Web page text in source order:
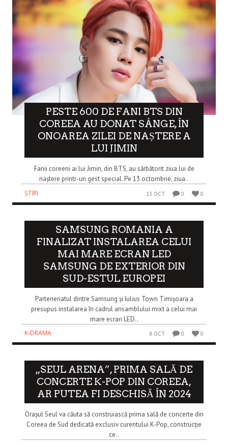
PESTE 600 DE FANI BTS DIN
COREEA AU DONAT SÂNGE, ÎN
ONOAREA ZILEI DE NAȘTERE A
LUI JIMIN
Fanii coreeni ai lui Jimin, din BTS, au sărbătorit ziua lui de
naștere printr-un gest special. Pe 13 octombrie, ziua..
ȘTIRI
13 OCT 0 0
SAMSUNG ROMANIA A
FINALIZAT INSTALAREA CELUI
MAI MARE ECRAN LED
SAMSUNG DE EXTERIOR DIN
SUD-ESTUL EUROPEI
Parteneriatul dintre Samsung și Iulius Town Timișoara a
presupus instalarea în cadrul ansamblului mixt a celui mai
mare ecran LED..
K-DRAMA
8 OCT 0 0
„SEUL ARENA”, PRIMA SALĂ DE
CONCERTE K-POP DIN COREEA,
AR PUTEA FI DESCHISĂ ÎN 2024
Orașul Seul va căuta să construiască prima sală de concerte din
Coreea de Sud dedicată exclusiv curentului K-Pop, construcție
ce..